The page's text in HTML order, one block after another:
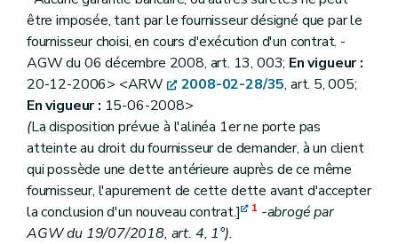
être imposée, tant par le fournisseur désigné que par le
fournisseur choisi, en cours d'exécution d'un contrat. -
AGW du 06 décembre 2008, art. 13, 003; En vigueur :
20-12-2006> <ARW
2008-02-28/35, art. 5, 005;
En vigueur : 15-06-2008>
(La disposition prévue à l'alinéa 1er ne porte pas
atteinte au droit du fournisseur de demander, à un client
qui possède une dette antérieure auprès de ce même
fournisseur, l'apurement de cette dette avant d'accepter
la conclusion d'un nouveau contrat.]
1 -abrogé par
AGW du 19/07/2018, art. 4, 1°).